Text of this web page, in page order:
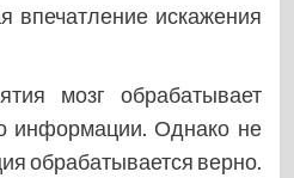
впечатление искажения
мозг обрабатывает
информации. Однако не
обрабатывается верно.